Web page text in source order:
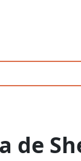
de